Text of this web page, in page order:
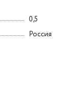
0,5
Россия